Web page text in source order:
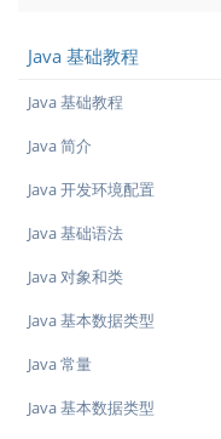
Java 基础教程
Java 基础教程
Java 简介
Java 开发环境配置
Java 基础语法
Java 对象和类
Java 基本数据类型
Java 常量
Java 基本数据类型